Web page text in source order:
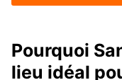
Pourquoi
lieu idéal